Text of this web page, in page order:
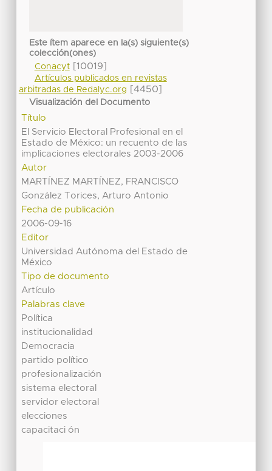
Este ítem aparece en la(s) siguiente(s)
colección(ones)
Conacyt[10019]
Artículos publicados en revistas
arbitradas de Redalyc.org
[4450]
Visualización del Documento
Título
El Servicio Electoral Profesional en el
Estado de México: un recuento de las
implicaciones electorales 2003-2006
Autor
MARTÍNEZ MARTÍNEZ, FRANCISCO
González Torices, Arturo Antonio
Fecha de publicación
2006-09-16
Editor
Universidad Autónoma del Estado de
México
Tipo de documento
Artículo
Palabras clave
Política
institucionalidad
Democracia
partido político
profesionalización
sistema electoral
servidor electoral
elecciones
capacitaci ón